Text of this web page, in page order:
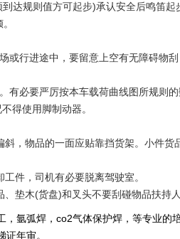
规则值方可起步)承认安全后鸣笛起
行进途中，要留意上空有无障碍物刮
必要严厉按本车载荷曲线图所规则的
得使用脚制动器。
物品的一面应贴靠挡货架。小件货
件，司机有必要脱离驾驶室。
木(货盘)和叉头不要刮碰物品扶持人
氩弧焊，co2气体保护焊，等专业的培
年审。